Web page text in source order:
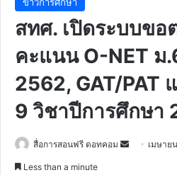
ข่าวการศึกษา
สทศ. เปิดระบบขอ
คะแนน O-NET ม
2562, GAT/PAT
9 วิชาปีการศึกษา
สื่อการสอนฟรี ดอทคอม
Send เมษาย
Less than a minute